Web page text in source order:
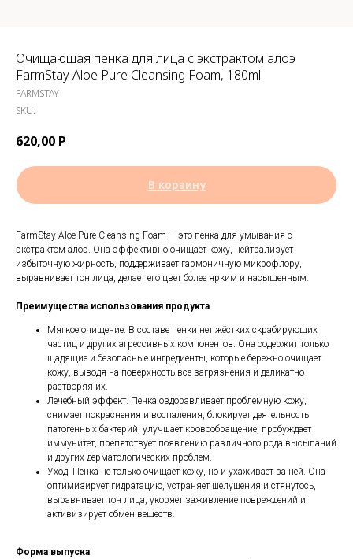
Очищающая пенка для лица с экстрактом алоэ
FarmStay Aloe Pure Cleansing Foam, 180ml
FARMSTAY
SKU:
620,00 Р
В корзину
FarmStay Aloe Pure Cleansing Foam — это пенка для умывания с
экстрактом алоэ. Она эффективно очищает кожу, нейтрализует
избыточную жирность, поддерживает гармоничную микрофлору,
выравнивает тон лица, делает его цвет более ярким и насыщенным.
Преимущества использования продукта
Мягкое очищение. В составе пенки нет жёстких скрабирующих
частиц и других агрессивных компонентов. Она содержит только
щадящие и безопасные ингредиенты, которые бережно очищает
кожу, выводя на поверхность все загрязнения и деликатно
растворяя их.
Лечебный эффект. Пенка оздоравливает проблемную кожу,
снимает покраснения и воспаления, блокирует деятельность
патогенных бактерий, улучшает кровообращение, пробуждает
иммунитет, препятствует появлению различного рода высыпаний
и других дерматологических проблем.
Уход. Пенка не только очищает кожу, но и ухаживает за ней. Она
оптимизирует гидратацию, устраняет шелушения и стянутось,
выравнивает тон лица, укоряет заживление повреждений и
активизирует обмен веществ.
Форма выпуска